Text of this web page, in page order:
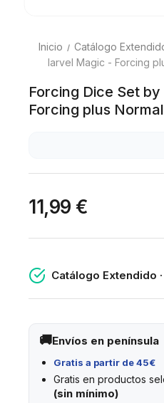
Inicio Catálogo
Iarvel Magic - Forcing
Forcing Dice Set
Forcing plus
11,99 €
Catálogo Extendido
Envíos en península
Gratis a partir de 45€
Gratis en productos
(sin mínimo)